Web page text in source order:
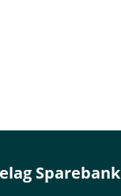
Sparebank